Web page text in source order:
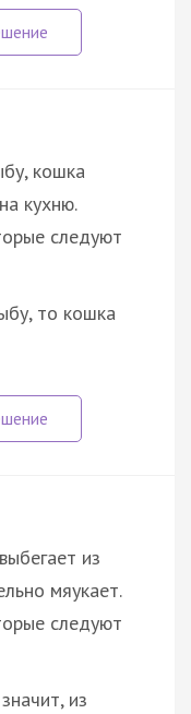
кошка
кухню.
следуют
то кошка
из
мяукает.
следуют
из